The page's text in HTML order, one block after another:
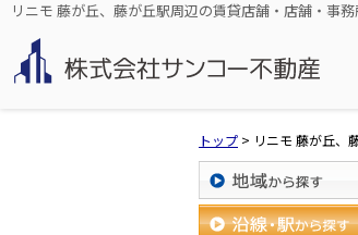
リニモ 藤が丘、藤が丘駅周辺の賃貸店舗・店舗・事
トップ > リニモ 藤が丘、
地域から探す